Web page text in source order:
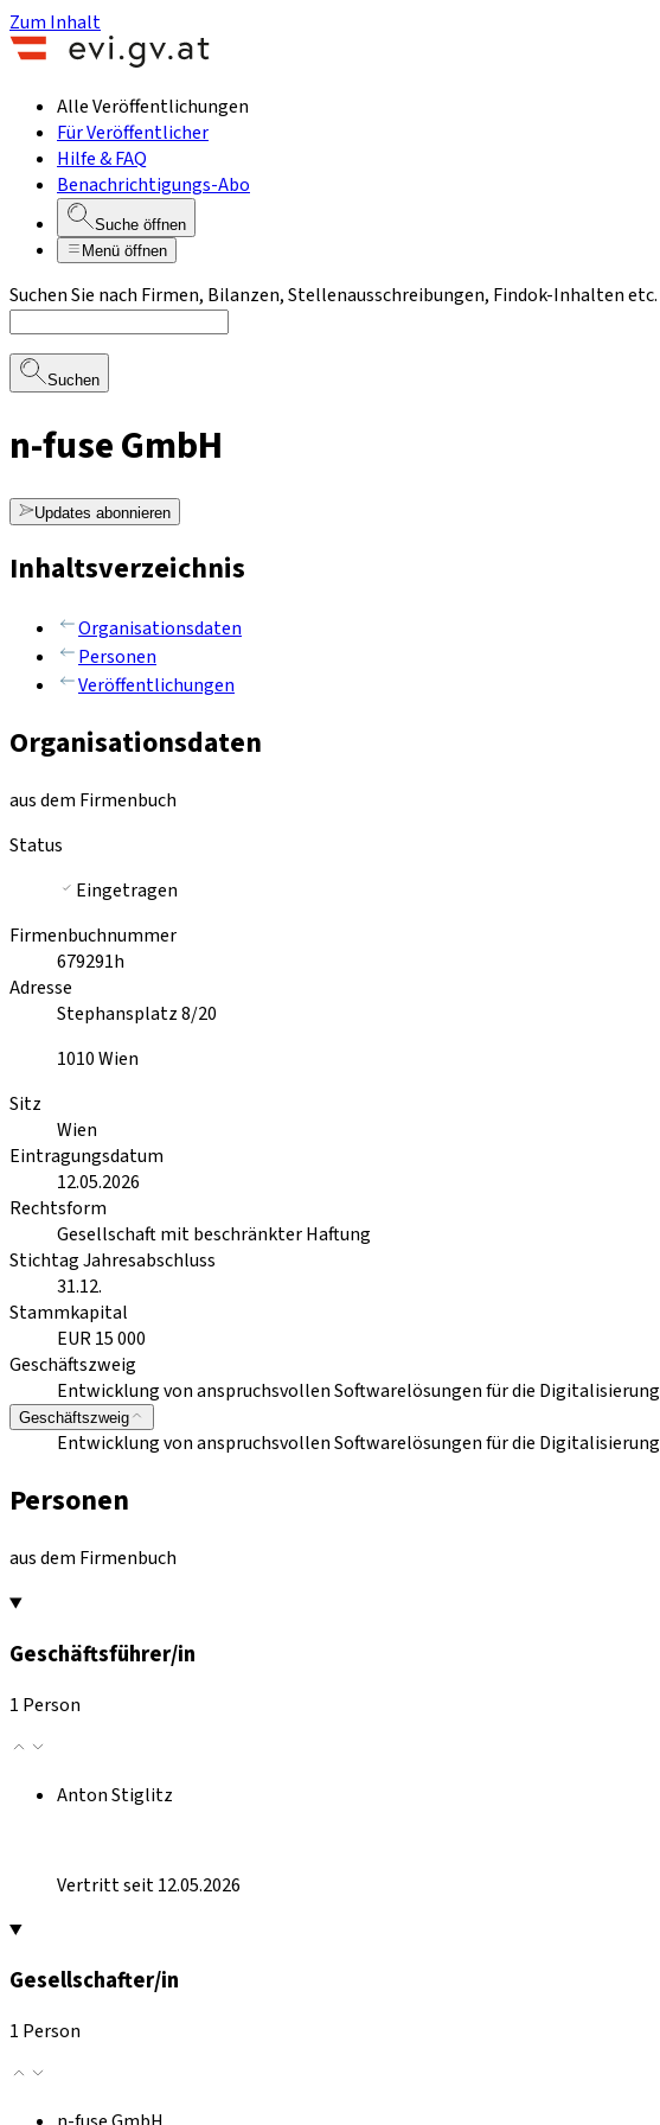
Zum Inhalt
Alle Veröffentlichungen
Für Veröffentlicher
Hilfe & FAQ
Benachrichtigungs-Abo
Suche öffnen
Menü öffnen
Suchen Sie nach Firmen, Bilanzen, Stellenausschreibungen, Findok-Inhalten etc.
Suchen
n-fuse GmbH
Updates abonnieren
Inhaltsverzeichnis
Organisationsdaten
Personen
Veröffentlichungen
Organisationsdaten
aus dem Firmenbuch
Status
Eingetragen
Firmenbuchnummer
679291h
Adresse
Stephansplatz 8/20
1010Wien
Sitz
Wien
Eintragungsdatum
12.05.2026
Rechtsform
Gesellschaft mit beschränkter Haftung
Stichtag Jahresabschluss
31.12.
Stammkapital
EUR 15 000
Geschäftszweig
Entwicklung von anspruchsvollen Softwarelösungen für die Digitalisierung
Geschäftszweig
Entwicklung von anspruchsvollen Softwarelösungen für die Digitalisierung
Personen
aus dem Firmenbuch
Geschäftsführer/in
1 Person
Anton Stiglitz
Vertritt seit 12.05.2026
Gesellschafter/in
1 Person